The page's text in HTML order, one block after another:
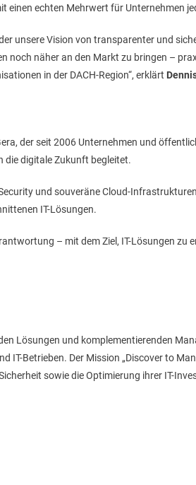
echten Mehrwert für Unternehmen
unsere Vision von transparenter und
noch näher an den Markt zu bringen –
in der DACH-Region“, erklärt
der seit 2006 Unternehmen und
die digitale Zukunft begleitet.
und souveräne Cloud-
IT-Lösungen.
– mit dem Ziel, IT-Lösungen zu
Lösungen und komplementierenden
IT-Betrieben. Der Mission „Discover to
sowie die Optimierung ihrer IT-